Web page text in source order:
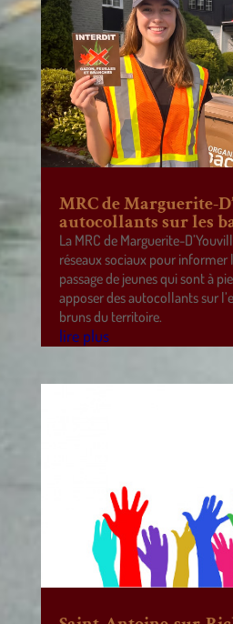
MRC de Marguerite-
autocollants sur les
La MRC de Marguerite-
réseaux sociaux pour
passage de jeunes qui sont à
apposer des autocollants sur
bruns du territoire.
lire plus